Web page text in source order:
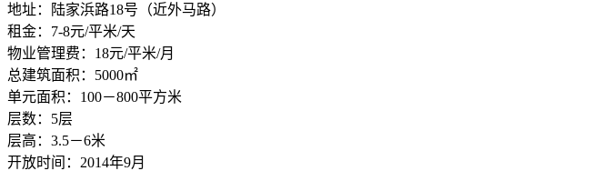
地址：陆家浜路18号（近外马路）
租金：7-8元/平米/天
物业管理费：18元/平米/月
总建筑面积：5000㎡
单元面积：100－800平方米
层数：5层
层高：3.5－6米
开放时间：2014年9月